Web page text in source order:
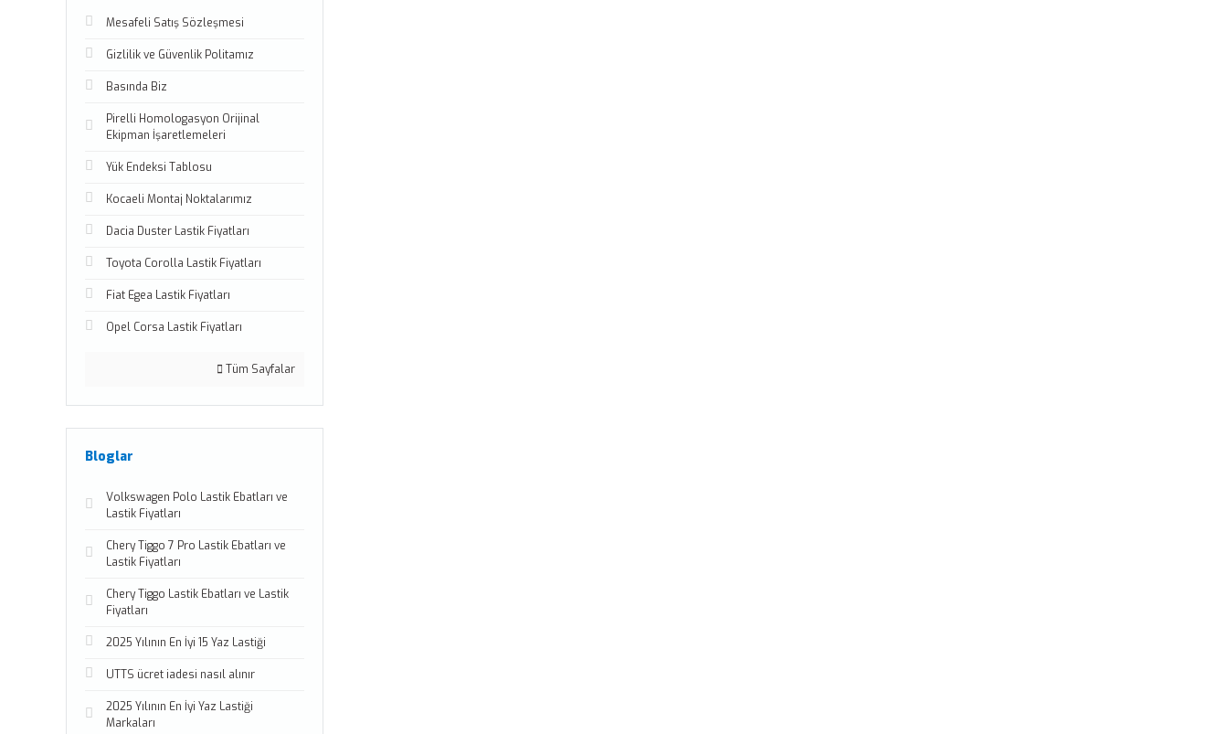
Mesafeli Satış Sözleşmesi
Gizlilik ve Güvenlik Politamız
Basında Biz
Pirelli Homologasyon Orijinal
Ekipman İşaretlemeleri
Yük Endeksi Tablosu
Kocaeli Montaj Noktalarımız
Dacia Duster Lastik Fiyatları
Toyota Corolla Lastik Fiyatları
Fiat Egea Lastik Fiyatları
Opel Corsa Lastik Fiyatları
Tüm Sayfalar
Bloglar
Volkswagen Polo Lastik Ebatları ve
Lastik Fiyatları
Chery Tiggo 7 Pro Lastik Ebatları ve
Lastik Fiyatları
Chery Tiggo Lastik Ebatları ve Lastik
Fiyatları
2025 Yılının En İyi 15 Yaz Lastiği
UTTS ücret iadesi nasıl alınır
2025 Yılının En İyi Yaz Lastiği
Markaları